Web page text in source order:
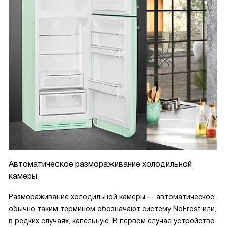
Автоматическое размораживание холодильной
камеры
Размораживание холодильной камеры — автоматическое:
обычно таким термином обозначают систему NoFrost или,
в редких случаях, капельную. В первом случае устройство